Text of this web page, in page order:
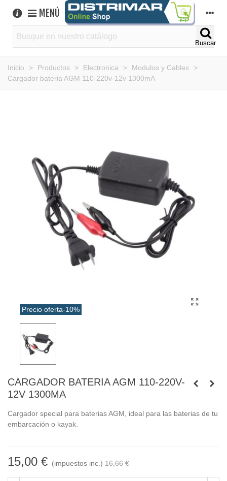
MENÚ
Buscar
Inicio > Productos > Electronica > Modulos y Cables
>
Cargador bateria AGM 110-220v-12v 1300mA
Precio oferta-10%
CARGADOR BATERIA AGM 110-220V-
12V 1300MA
Cargador special para baterias AGM, ideal para las baterias de tu
embarcación o kayak.
15,00 € (impuestos inc.) 16,66 €